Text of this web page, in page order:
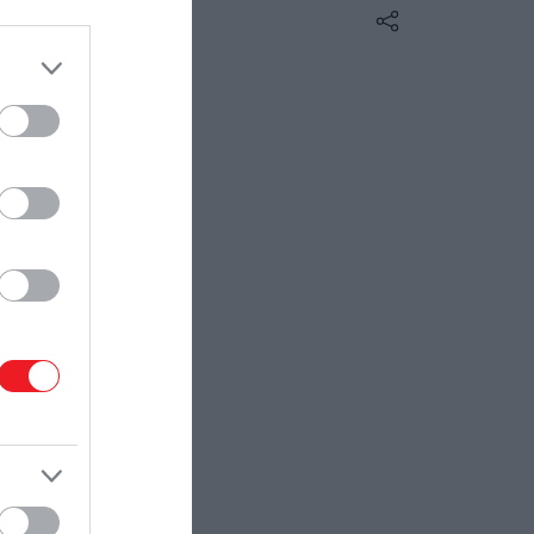
emberektől.
HAMU ÉS GYÉMÁNT